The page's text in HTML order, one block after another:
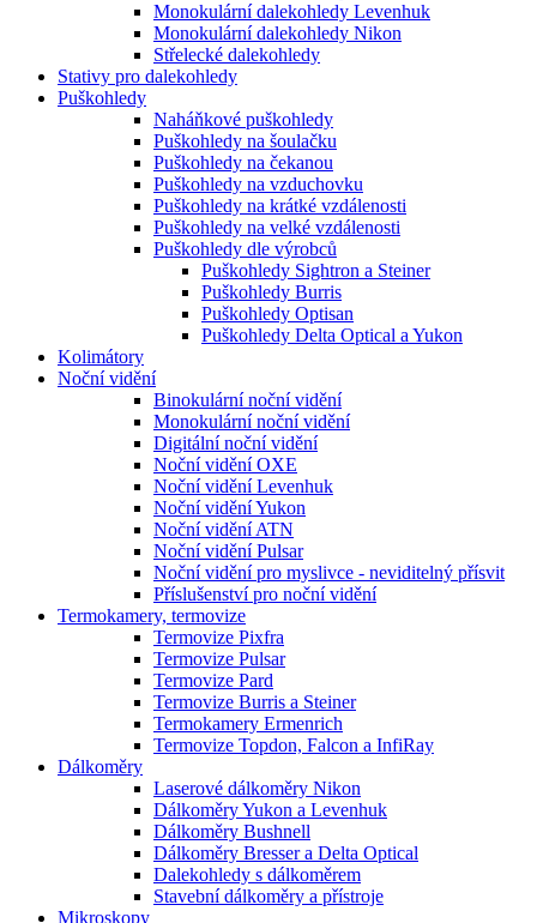
Monokulární dalekohledy Levenhuk
Monokulární dalekohledy Nikon
Střelecké dalekohledy
Stativy pro dalekohledy
Puškohledy
Naháňkové puškohledy
Puškohledy na šoulačku
Puškohledy na čekanou
Puškohledy na vzduchovku
Puškohledy na krátké vzdálenosti
Puškohledy na velké vzdálenosti
Puškohledy dle výrobců
Puškohledy Sightron a Steiner
Puškohledy Burris
Puškohledy Optisan
Puškohledy Delta Optical a Yukon
Kolimátory
Noční vidění
Binokulární noční vidění
Monokulární noční vidění
Digitální noční vidění
Noční vidění OXE
Noční vidění Levenhuk
Noční vidění Yukon
Noční vidění ATN
Noční vidění Pulsar
Noční vidění pro myslivce - neviditelný přísvit
Příslušenství pro noční vidění
Termokamery, termovize
Termovize Pixfra
Termovize Pulsar
Termovize Pard
Termovize Burris a Steiner
Termokamery Ermenrich
Termovize Topdon, Falcon a InfiRay
Dálkoměry
Laserové dálkoměry Nikon
Dálkoměry Yukon a Levenhuk
Dálkoměry Bushnell
Dálkoměry Bresser a Delta Optical
Dalekohledy s dálkoměrem
Stavební dálkoměry a přístroje
Mikroskopy